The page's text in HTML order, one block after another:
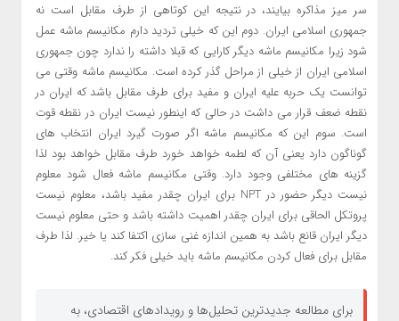
سر میز مذاکره بیایند، در نتیجه این کوتاهی از طرف مقابل است نه
جمهوری اسلامی ایران. دوم این که خیلی تردید دارم مکانیسم ماشه عمل
شود زیرا مکانیسم ماشه دیگر کارایی که قبلا داشته را ندارد چون جمهوری
اسلامی ایران از خیلی از مراحل گذر کرده است. مکانیسم ماشه وقتی می
توانست یک حربه علیه ایران و مفید برای طرف مقابل باشد که ایران در
نقطه ضعف قرار می داشت در حالی که اینطور نیست ایران در نقطه قوت
است. سوم این که مکانیسم ماشه اگر صورت گیرد ایران انتخاب های
گوناگون دارد یعنی آن که لطمه خواهد خورد طرف مقابل خواهد بود لذا
گزینه های مختلفی وجود دارد. وقتی مکانیسم ماشه فعال شود معلوم
نیست دیگر حضور در NPT برای ایران چقدر مفید باشد، معلوم نیست
پروتکل الحاقی برای ایران چقدر اهمیت داشته باشد و حتی معلوم نیست
دیگر ایران قانع باشد به همین اندازه غنی سازی اکتفا کند یا خیر. لذا طرف
مقابل برای فعال کردن مکانیسم ماشه باید خیلی فکر کند.
برای مطالعه جدیدترین تحلیل‌ها و رویدادهای اقتصادی، به